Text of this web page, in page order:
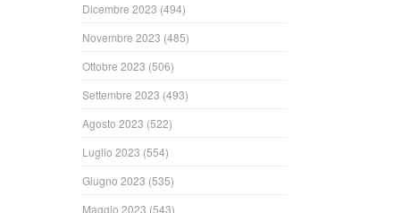
Dicembre 2023 (494)
Novembre 2023 (485)
Ottobre 2023 (506)
Settembre 2023 (493)
Agosto 2023 (522)
Luglio 2023 (554)
Giugno 2023 (535)
Maggio 2023 (543)